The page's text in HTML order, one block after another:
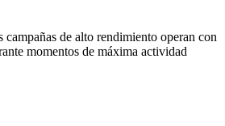
de alto rendimiento operan con
momentos de máxima actividad